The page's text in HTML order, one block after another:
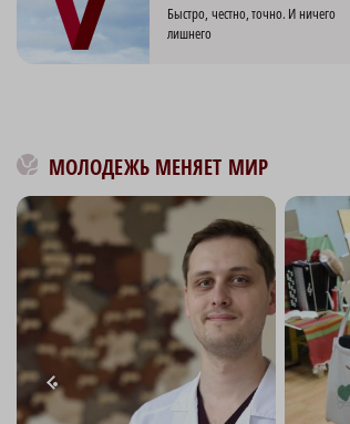
Быстро, честно, точно. И ничего
лишнего
МОЛОДЕЖЬ МЕНЯЕТ МИР